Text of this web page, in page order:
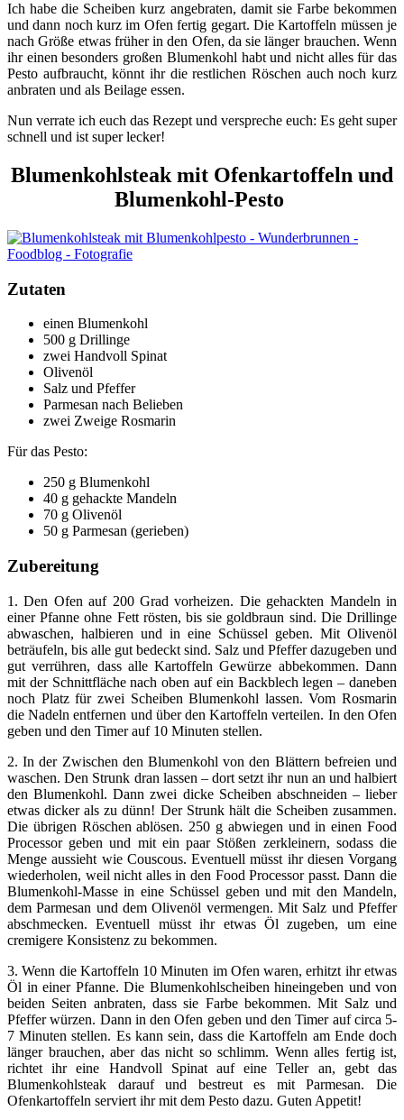
Ich habe die Scheiben kurz angebraten, damit sie Farbe bekommen
und dann noch kurz im Ofen fertig gegart. Die Kartoffeln müssen je
nach Größe etwas früher in den Ofen, da sie länger brauchen. Wenn
ihr einen besonders großen Blumenkohl habt und nicht alles für das
Pesto aufbraucht, könnt ihr die restlichen Röschen auch noch kurz
anbraten und als Beilage essen.
Nun verrate ich euch das Rezept und verspreche euch: Es geht super
schnell und ist super lecker!
Blumenkohlsteak mit Ofenkartoffeln und
Blumenkohl-Pesto
Zutaten
einen Blumenkohl
500 g Drillinge
zwei Handvoll Spinat
Olivenöl
Salz und Pfeffer
Parmesan nach Belieben
zwei Zweige Rosmarin
Für das Pesto:
250 g Blumenkohl
40 g gehackte Mandeln
70 g Olivenöl
50 g Parmesan (gerieben)
Zubereitung
1. Den Ofen auf 200 Grad vorheizen. Die gehackten Mandeln in
einer Pfanne ohne Fett rösten, bis sie goldbraun sind. Die Drillinge
abwaschen, halbieren und in eine Schüssel geben. Mit Olivenöl
beträufeln, bis alle gut bedeckt sind. Salz und Pfeffer dazugeben und
gut verrühren, dass alle Kartoffeln Gewürze abbekommen. Dann
mit der Schnittfläche nach oben auf ein Backblech legen – daneben
noch Platz für zwei Scheiben Blumenkohl lassen. Vom Rosmarin
die Nadeln entfernen und über den Kartoffeln verteilen. In den Ofen
geben und den Timer auf 10 Minuten stellen.
2. In der Zwischen den Blumenkohl von den Blättern befreien und
waschen. Den Strunk dran lassen – dort setzt ihr nun an und halbiert
den Blumenkohl. Dann zwei dicke Scheiben abschneiden – lieber
etwas dicker als zu dünn! Der Strunk hält die Scheiben zusammen.
Die übrigen Röschen ablösen. 250 g abwiegen und in einen Food
Processor geben und mit ein paar Stößen zerkleinern, sodass die
Menge aussieht wie Couscous. Eventuell müsst ihr diesen Vorgang
wiederholen, weil nicht alles in den Food Processor passt. Dann die
Blumenkohl-Masse in eine Schüssel geben und mit den Mandeln,
dem Parmesan und dem Olivenöl vermengen. Mit Salz und Pfeffer
abschmecken. Eventuell müsst ihr etwas Öl zugeben, um eine
cremigere Konsistenz zu bekommen.
3. Wenn die Kartoffeln 10 Minuten im Ofen waren, erhitzt ihr etwas
Öl in einer Pfanne. Die Blumenkohlscheiben hineingeben und von
beiden Seiten anbraten, dass sie Farbe bekommen. Mit Salz und
Pfeffer würzen. Dann in den Ofen geben und den Timer auf circa 5-
7 Minuten stellen. Es kann sein, dass die Kartoffeln am Ende doch
länger brauchen, aber das nicht so schlimm. Wenn alles fertig ist,
richtet ihr eine Handvoll Spinat auf eine Teller an, gebt das
Blumenkohlsteak darauf und bestreut es mit Parmesan. Die
Ofenkartoffeln serviert ihr mit dem Pesto dazu. Guten Appetit!